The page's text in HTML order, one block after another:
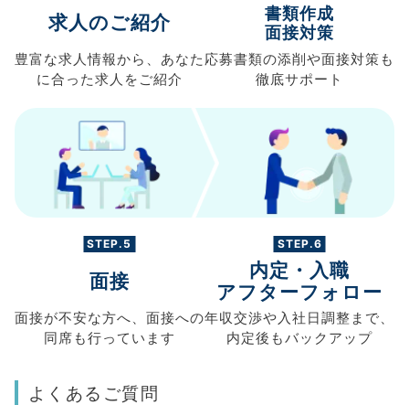
求人のご紹介
豊富な求人情報から、 あなた
に合った求人を ご紹介
書類作成
面接対策
応募書類の添削や面接対策も
徹底サポート
STEP.5
面接
面接が不安な方へ、 面接への
同席も行っています
STEP.6
内定・入職
アフターフォロー
年収交渉や入社日調整まで、
内定後もバックアップ
よくあるご質問